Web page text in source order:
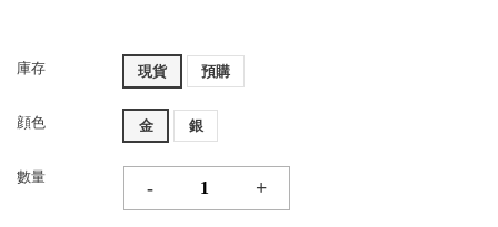
庫存 現貨 預購
顔色 金 銀
數量
- +